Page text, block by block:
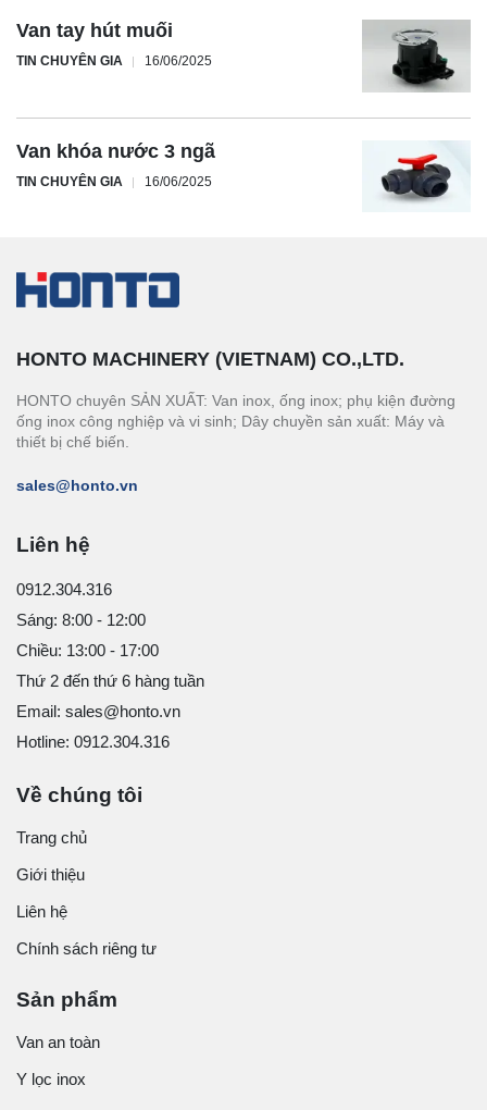
Van tay hút muối
TIN CHUYÊN GIA 16/06/2025
Van khóa nước 3 ngã
TIN CHUYÊN GIA 16/06/2025
HONTO MACHINERY (VIETNAM) CO.,LTD.
HONTO chuyên SẢN XUẤT: Van inox, ống inox; phụ kiện đường
ống inox công nghiệp và vi sinh; Dây chuyền sản xuất: Máy và
thiết bị chế biến.
sales@honto.vn
Liên hệ
0912.304.316
Sáng: 8:00 - 12:00
Chiều: 13:00 - 17:00
Thứ 2 đến thứ 6 hàng tuần
Email: sales@honto.vn
Hotline: 0912.304.316
Về chúng tôi
Trang chủ
Giới thiệu
Liên hệ
Chính sách riêng tư
Sản phẩm
Van an toàn
Y lọc inox